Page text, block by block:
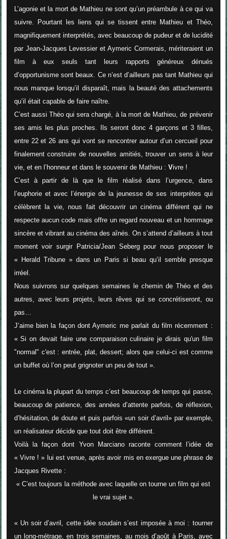
L’agonie et la mort de Mathieu ne sont qu’un préambule à ce qui va
suivre. Pourtant les liens qui se tissent entre Mathieu et Théo,
magnifiquement interprétés, avec beaucoup de pudeur et de lucidité
par Jean-Jacques Levessier et Aymeric Cormerais, mériteraient un
film à eux seuls tant leurs rapports généreux dénués
d’opportunisme sont beaux. Ce n’est d’ailleurs pas tant Mathieu qui
nous manque lorsqu’il disparaît, mais la beauté des attachements
qu’il était capable de faire naître.
C’est aussi Théo qui sera chargé, à la mort de Mathieu, de prévenir
ses amis les plus proches. Ils seront donc 4 garçons et 3 filles,
entre 22 et 26 ans qui vont se rencontrer autour d’un cercueil pour
finalement construire de nouvelles amitiés, trouver un sens à leur
vie, et en l’honneur et dans le souvenir de Mathieu : Vivre !
C’est à partir de là que le film réalisé dans l’urgence, dans
l’euphorie et avec l’énergie de la jeunesse de ses interprètes qui
célèbrent la vie, nous fait découvrir un cinéma différent qui ne
respecte aucun code mais offre un regard nouveau et un hommage
sincère et vibrant au cinéma des aînés. On s’attend d’ailleurs à tout
moment voir surgir Patricia/Jean Seberg pour nous proposer le
« Herald Tribune»dans un Paris si beau qu’il semble presque
irréel.
Nous suivrons sur quelques semaines le chemin de Théo et des
autres, avec leurs projets, leurs rêves qui se concrétiseront, ou
pas…
J’aime bien la façon dont Aymeric me parlait du film récemment :
«Si on devait faire une comparaison culinaire je dirais qu'un film
"normal" c'est : entrée, plat, dessert; alors que celui-ci est comme
un buffet où l’on peut grignoter un peu de tout ».
Le cinéma la plupart du temps c’est beaucoup de temps qui passe,
beaucoup de patience, des années d’attente parfois, de réflexion,
d’hésitation, de doute et puis parfois «un soir d’avril» par exemple,
un réalisateur décide que tout doit être différent.
Voilà la façon dont Yvon Marciano raconte comment l’idée de
« Vivre ! » lui est venue, après avoir mis en exergue une phrase de
Jacques Rivette:
« C’est toujours la méthode avec laquelle on tourne un film qui est
le vrai sujet».
« Un soir d’avril, cette idée soudain s’est imposée à moi : tourner
un long-métrage, en trois semaines, au mois d’août à Paris, avec